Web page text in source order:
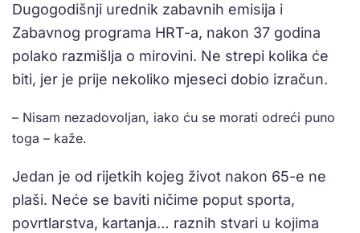
Dugogodišnji urednik zabavnih emisija i
Zabavnog programa HRT-a, nakon 37 godina
polako razmišlja o mirovini. Ne strepi kolika će
biti, jer je prije nekoliko mjeseci dobio izračun.
– Nisam nezadovoljan, iako ću se morati odreći puno
toga – kaže.
Jedan je od rijetkih kojeg život nakon 65-e ne
plaši. Neće se baviti ničime poput sporta,
povrtlarstva, kartanja… raznih stvari u kojima